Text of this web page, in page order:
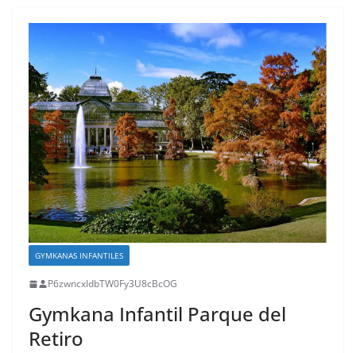
GYMKANAS INFANTILES
P6zwncxIdbTW0Fy3U8cBcOG
Gymkana Infantil Parque del
Retiro